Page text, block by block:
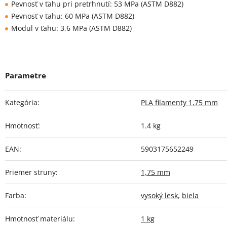
Pevnosť v ťahu pri pretrhnutí: 53 MPa (ASTM D882)
Pevnosť v ťahu: 60 MPa (ASTM D882)
Modul v ťahu: 3,6 MPa (ASTM D882)
Kategória: PLA filamenty 1,75 mm
Hmotnosť: 1.4 kg
EAN: 5903175652249
Priemer struny: 1,75 mm
Farba: vysoký lesk, biela
Hmotnosť materiálu: 1 kg